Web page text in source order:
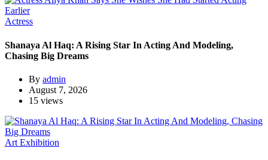
Actress
Shanaya Al Haq: A Rising Star In Acting And Modeling,
Chasing Big Dreams
By admin
August 7, 2026
15 views
Art Exhibition